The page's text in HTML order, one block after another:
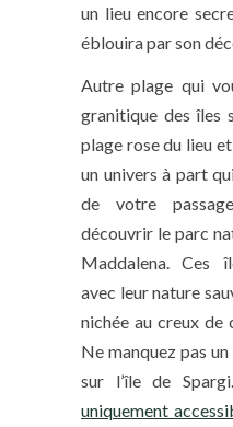
un lieu encore
éblouira par son
Autre plage qui
granitique des îles
plage rose du lieu
un univers à part
de votre
découvrir le parc
Maddalena. Ces
avec leur nature
nichée au creux de
Ne manquez pas
sur l’île de
uniquement